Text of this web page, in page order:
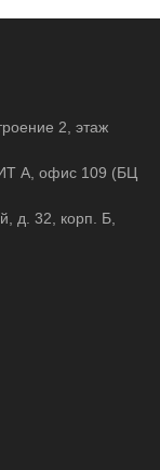
2, этаж
А, офис 109 (БЦ
д. 32, корп. Б,